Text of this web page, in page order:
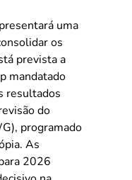
uma
os
prevista a
mandatado
resultados
do
programado
As
2026